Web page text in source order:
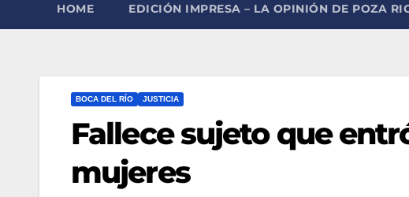
HOME EDICIÓN IMPRESA – LA OPINIÓN DE POZA
BOCA DEL RÍO JUSTICIA
Fallece sujeto que
mujeres